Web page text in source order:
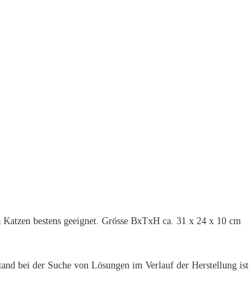
bestens geeignet. Grösse BxTxH ca. 31 x 24 x 10 cm
bei der Suche von Lösungen im Verlauf der Herstellung ist